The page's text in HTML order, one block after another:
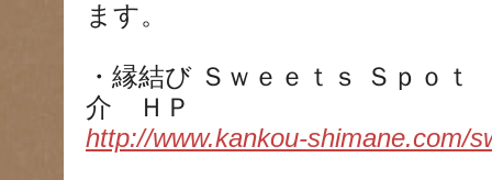
ます。
・縁結び Ｓｗｅｅｔｓ Ｓｐｏｔ
介 ＨＰ
http://www.kankou-shimane.com/